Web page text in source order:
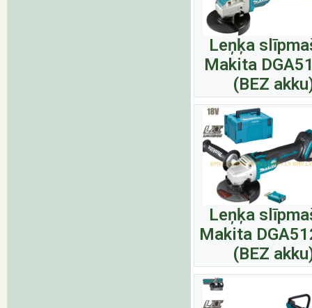
Leņķa
Makita
(BEZ
Leņķa
Makita
(BEZ